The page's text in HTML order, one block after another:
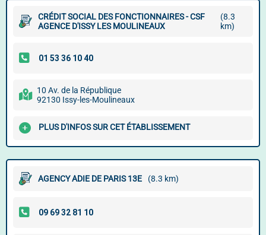
CRÉDIT SOCIAL DES FONCTIONNAIRES - CSF
AGENCE D'ISSY LES MOULINEAUX
(8.3
km)
10 Av. de la République
92130 Issy-les-Moulineaux
PLUS D'INFOS SUR CET ÉTABLISSEMENT
AGENCY ADIE DE PARIS 13E (8.3 km)